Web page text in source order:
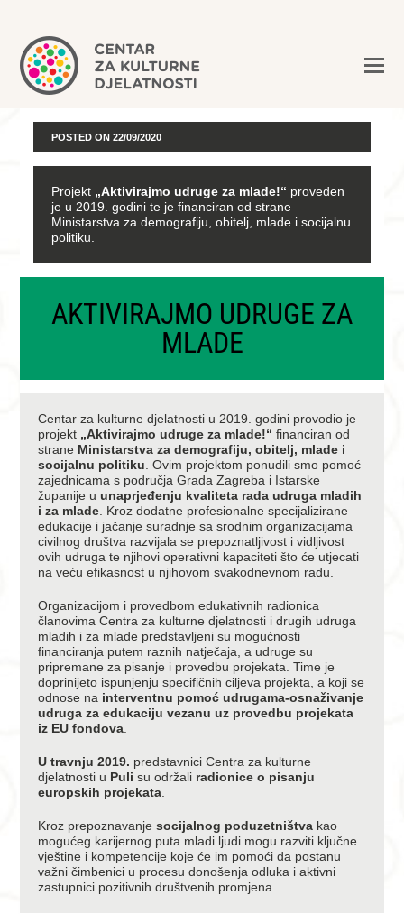
POSTED ON 22/09/2020
Projekt „Aktivirajmo udruge za mlade!“ proveden
je u 2019. godini te je financiran od strane
Ministarstva za demografiju, obitelj, mlade i socijalnu
politiku.
AKTIVIRAJMO UDRUGE ZA
MLADE
Centar za kulturne djelatnosti u 2019. godini provodio je
projekt „Aktivirajmo udruge za mlade!“financiran od
strane Ministarstva za demografiju, obitelj, mlade i
socijalnu politiku . Ovim projektom ponudili smo pomoć
zajednicama s područja Grada Zagreba i Istarske
županije uunaprjeđenju kvaliteta rada udruga mladih
i za mlade . Kroz dodatne profesionalne specijalizirane
edukacije i jačanje suradnje sa srodnim organizacijama
civilnog društva razvijala se prepoznatljivost i vidljivost
ovih udruga te njihovi operativni kapaciteti što će utjecati
na veću efikasnost u njihovom svakodnevnom radu.
Organizacijom i provedbom edukativnih radionica
članovima Centra za kulturne djelatnosti i drugih udruga
mladih i za mlade predstavljeni su mogućnosti
financiranja putem raznih natječaja, a udruge su
pripremane za pisanje i provedbu projekata. Time je
doprinijeto ispunjenju specifičnih ciljeva projekta, a koji se
odnose na interventnu pomoć udrugama-osnaživanje
udruga za edukaciju vezanu uz provedbu projekata
iz EU fondova
U travnju 2019. predstavnici Centra za kulturne
djelatnosti u Puli su održali radionice o pisanju
europskih projekata
Kroz prepoznavanjesocijalnog poduzetništva kao
mogućeg karijernog puta mladi ljudi mogu razviti ključne
vještine i kompetencije koje će im pomoći da postanu
važni čimbenici u procesu donošenja odluka i aktivni
zastupnici pozitivnih društvenih promjena.